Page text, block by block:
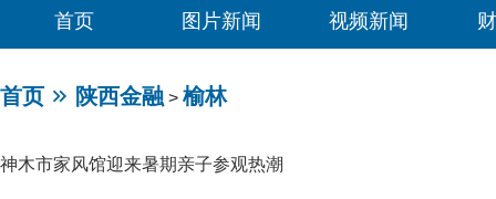
首页 图片新闻 视频新闻
首页 陕西金融 > 榆林
神木市家风馆迎来暑期亲子参观热潮